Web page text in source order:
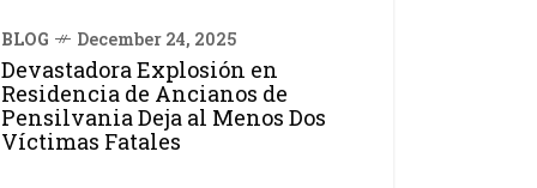
BLOG December 24, 2025
Devastadora Explosión en
Residencia de Ancianos de
Pensilvania Deja al Menos Dos
Víctimas Fatales